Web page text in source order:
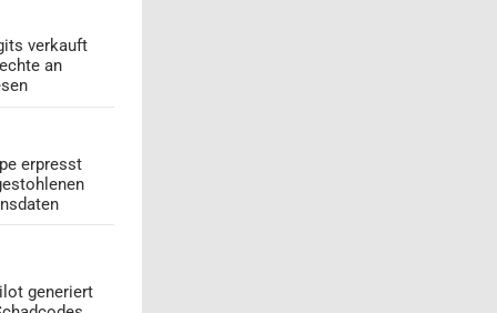
verkauft
an
erpresst
generiert